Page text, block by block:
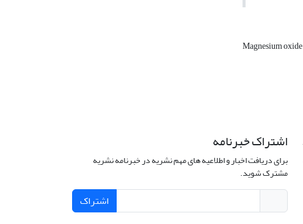
Magnesium oxide
اشتراک خبرنامه
برای دریافت اخبار و اطلاعیه های مهم نشریه در خبرنامه نشریه
مشترک شوید.
اشتراک